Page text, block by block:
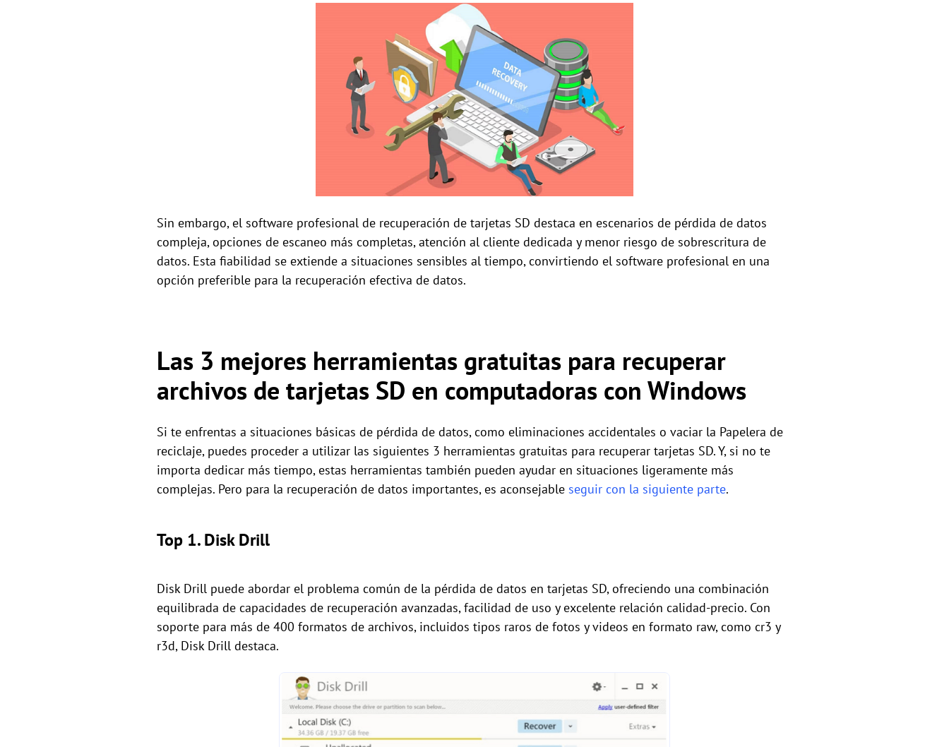
Sin embargo, el software profesional de recuperación de tarjetas SD destaca en escenarios de pérdida de datos
compleja, opciones de escaneo más completas, atención al cliente dedicada y menor riesgo de sobrescritura de
datos. Esta fiabilidad se extiende a situaciones sensibles al tiempo, convirtiendo el software profesional en una
opción preferible para la recuperación efectiva de datos.
Las 3 mejores herramientas gratuitas para recuperar
archivos de tarjetas SD en computadoras con Windows
Si te enfrentas a situaciones básicas de pérdida de datos, como eliminaciones accidentales o vaciar la Papelera de
reciclaje, puedes proceder a utilizar las siguientes 3 herramientas gratuitas para recuperar tarjetas SD. Y, si no te
importa dedicar más tiempo, estas herramientas también pueden ayudar en situaciones ligeramente más
complejas. Pero para la recuperación de datos importantes, es aconsejable seguir con la siguiente parte.
Top 1. Disk Drill
Disk Drill puede abordar el problema común de la pérdida de datos en tarjetas SD, ofreciendo una combinación
equilibrada de capacidades de recuperación avanzadas, facilidad de uso y excelente relación calidad-precio. Con
soporte para más de 400 formatos de archivos, incluidos tipos raros de fotos y videos en formato raw, como cr3 y
r3d, Disk Drill destaca.